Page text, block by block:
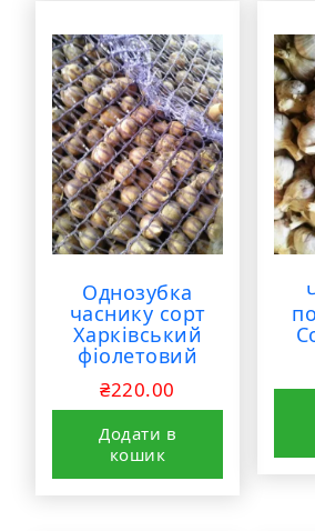
Однозубка
часнику сорт
Харківський
фіолетовий
₴220.00
Додати в
кошик